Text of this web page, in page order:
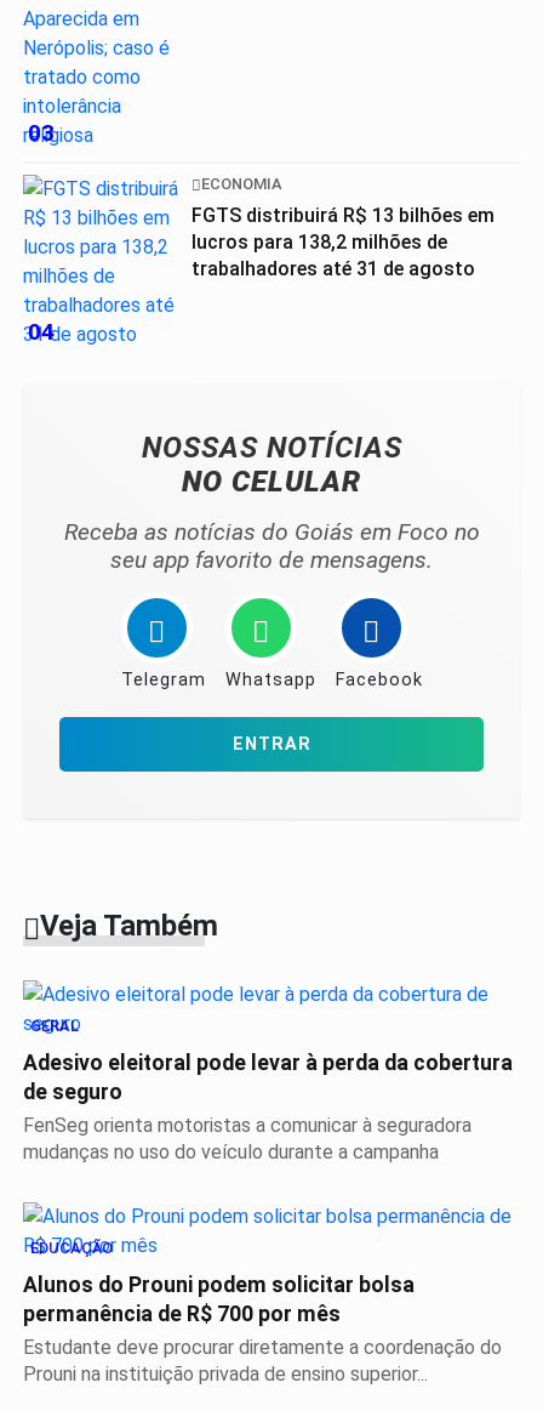
03
04
ECONOMIA
FGTS distribuirá R$ 13 bilhões em
lucros para 138,2 milhões de
trabalhadores até 31 de agosto
NOSSAS NOTÍCIAS
NO CELULAR
Receba as notícias do Goiás em Foco no
seu app favorito de mensagens.
Telegram Whatsapp Facebook
ENTRAR
Veja Também
GERAL
Adesivo eleitoral pode levar à perda da cobertura
de seguro
FenSeg orienta motoristas a comunicar à seguradora
mudanças no uso do veículo durante a campanha
EDUCAÇÃO
Alunos do Prouni podem solicitar bolsa
permanência de R$ 700 por mês
Estudante deve procurar diretamente a coordenação do
Prouni na instituição privada de ensino superior...